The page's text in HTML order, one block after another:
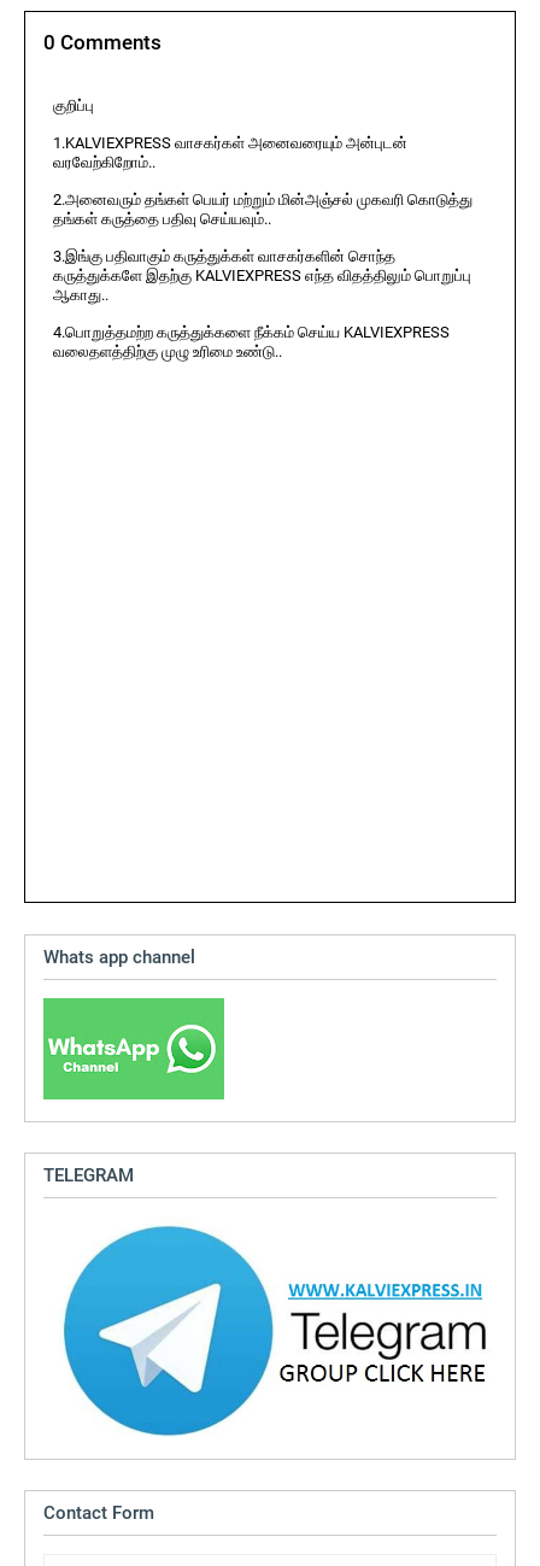
0 Comments
குறிப்பு
1.KALVIEXPRESS வாசகர்கள் அனைவரையும் அன்புடன்
வரவேற்கிறோம்..
2.அனைவரும் தங்கள் பெயர் மற்றும் மின்அஞ்சல் முகவரி கொடுத்து
தங்கள் கருத்தை பதிவு செய்யவும்..
3.இங்கு பதிவாகும் கருத்துக்கள் வாசகர்களின் சொந்த
கருத்துக்களே இதற்கு KALVIEXPRESS எந்த விதத்திலும் பொறுப்பு
ஆகாது..
4.பொறுத்தமற்ற கருத்துக்களை நீக்கம் செய்ய KALVIEXPRESS
வலைதளத்திற்கு முழு உரிமை உண்டு..
Whats app channel
TELEGRAM
Contact Form